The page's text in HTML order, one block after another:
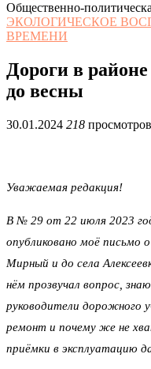
Общественно-
ЭКОЛОГИЧЕСКОЕ
ВРЕМЕНИ
Дороги в
до весны
30.01.2024 218 просмотров
Уважаемая редакция!
В № 29 от 22 июля 2023
опубликовано моё письмо
Мирный и до села
нём прозвучал вопрос,
руководители дорожного
ремонт и почему же не
приёмки в эксплуатацию